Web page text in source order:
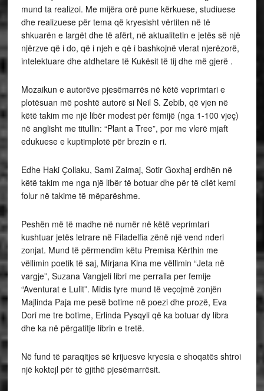
mund ta realizoi. Me mijëra orë pune kërkuese, studiuese
dhe realizuese për tema që kryesisht vërtiten në të
shkuarën e largët dhe të afërt, në aktualitetin e jetës së një
njërzve që i do, që i njeh e që i bashkojnë vlerat njerëzorë,
intelektuare dhe atdhetare të Kukësit të tij dhe më gjerë .
Mozaikun e autorëve pjesëmarrës në këtë veprimtari e
plotësuan më poshtë autorë si Neil S. Zebib, që vjen në
këtë takim me një libër modest për fëmijë (nga 1-100 vjeç)
në anglisht me titullin: “Plant a Tree”, por me vlerë mjaft
edukuese e kuptimplotë për brezin e ri.
Edhe Haki Ҫollaku, Sami Zaimaj, Sotir Goxhaj erdhën në
këtë takim me nga një libër të botuar dhe për të cilët kemi
folur në takime të mëparëshme.
Peshën më të madhe në numër në këtë veprimtari
kushtuar jetës letrare në Filadelfia zënë një vend nderi
zonjat. Mund të përmendim këtu Premisa Kërthin me
vëllimin poetik të saj, Mirjana Kina me vëllimin “Jeta në
vargje”, Suzana Vangjeli libri me perralla per femije
“Aventurat e Lulit”. Midis tyre mund të veçojmë zonjën
Majlinda Paja me pesë botime në poezi dhe prozë, Eva
Dori me tre botime, Erlinda Pysqyli që ka botuar dy libra
dhe ka në përgatitje librin e tretë.
Në fund të paraqitjes së krijuesve kryesia e shoqatës shtroi
një koktejl për të gjithë pjesëmarrësit.